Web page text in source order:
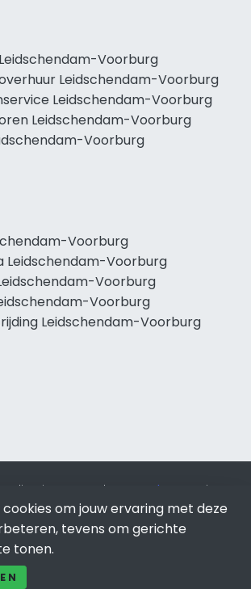
Voorburg
Leidschendam-Voorburg
Leidschendam-Voorburg
Leidschendam-Voorburg
Voorburg
Voorburg
Leidschendam-Voorburg
Voorburg
Voorburg
Leidschendam-Voorburg
en SEO door SEO-bureau
Lion
alleen voor bewezen resultaten?SEO
No Pay.Leidschendam-Voorburg
van Lion Internet.
om jouw ervaring met deze
tevens om gerichte
tonen.